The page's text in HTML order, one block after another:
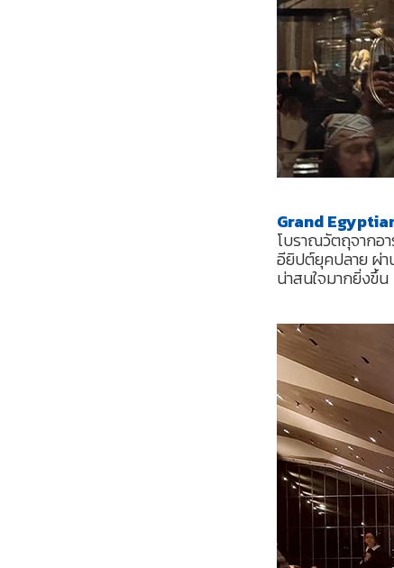
Grand
โบราณวัตถุจากอ
อียิปต์ยุคปลาย ผ่า
น่าสนใจมากยิ่งขึ้น